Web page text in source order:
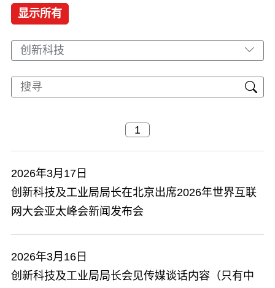
显示所有
创新科技
2026年3月17日
创新科技及工业局局长在北京出席2026年世界互联
网大会亚太峰会新闻发布会
2026年3月16日
创新科技及工业局局长会见传媒谈话内容（只有中